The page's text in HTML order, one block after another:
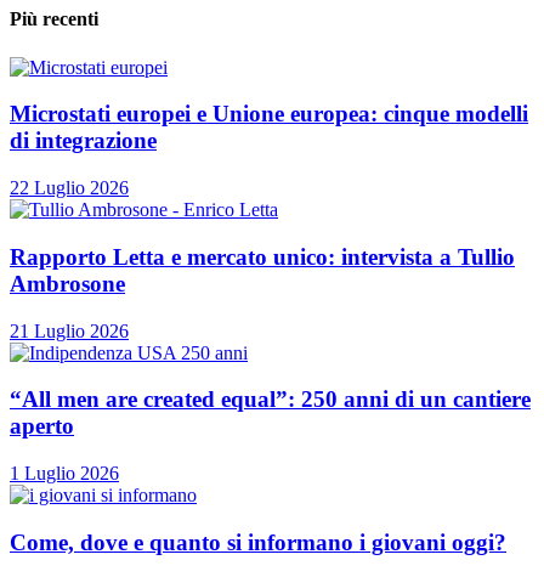
Più recenti
Microstati europei e Unione europea: cinque modelli
di integrazione
22 Luglio 2026
Rapporto Letta e mercato unico: intervista a Tullio
Ambrosone
21 Luglio 2026
“All men are created equal”: 250 anni di un cantiere
aperto
1 Luglio 2026
Come, dove e quanto si informano i giovani oggi?